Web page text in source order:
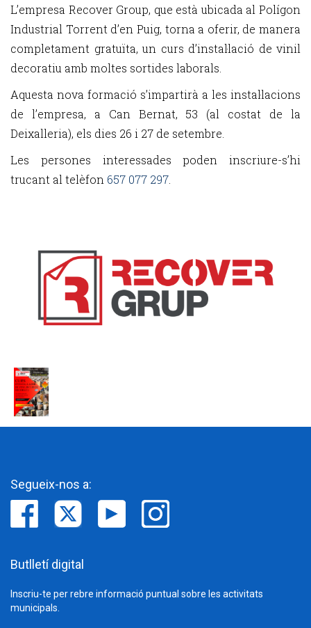
L’empresa Recover Group, que està ubicada al Polígon
Industrial Torrent d’en Puig, torna a oferir, de manera
completament gratuïta, un curs d’instal·lació de vinil
decoratiu amb moltes sortides laborals.
Aquesta nova formació s’impartirà a les instal·lacions
de l’empresa, a Can Bernat, 53 (al costat de la
Deixalleria), els dies 26 i 27 de setembre.
Les persones interessades poden inscriure-s’hi
trucant al telèfon 657 077 297
Segueix-nos a:
Butlletí digital
Inscriu-te per rebre informació puntual sobre les activitats
municipals.